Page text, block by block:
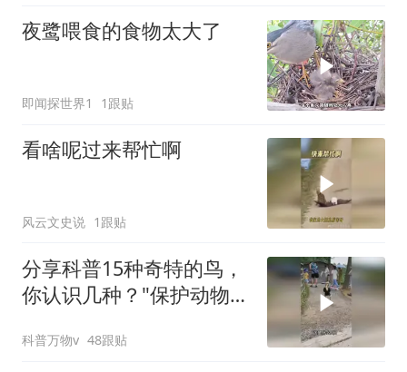
夜鹭喂食的食物太大了
即闻探世界1 1跟贴
看啥呢过来帮忙啊
风云文史说 1跟贴
分享科普15种奇特的鸟，
你认识几种？"保护动物人
科普万物v 48跟贴